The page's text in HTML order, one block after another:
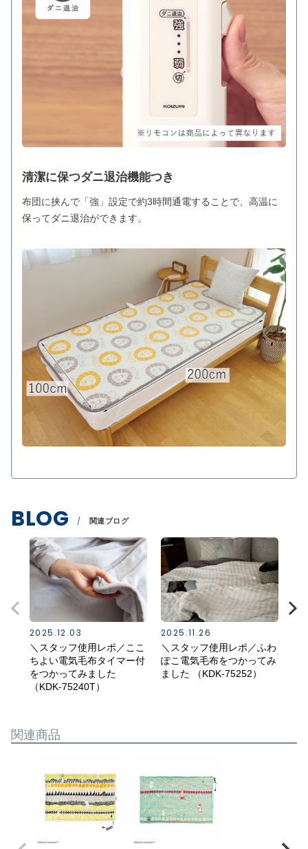
清潔に保つダニ退治機能つき
布団に挟んで「強」設定で約3時間通電することで、高温に
保ってダニ退治ができます。
BLOG 関連ブログ
2025.12.03
＼スタッフ使用レポ／ここ
ちよい電気毛布タイマー付
をつかってみました
（KDK-75240T）
2025.11.26
＼スタッフ使用レポ／ふわ
ぽこ電気毛布をつかってみ
ました （KDK-75252）
関連商品